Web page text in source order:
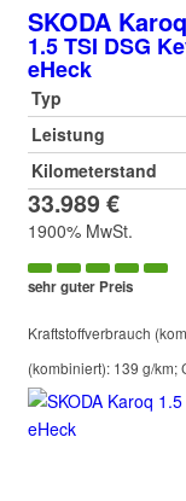
SKODA Karoq
1.5 TSI DSG
eHeck
Typ
Leistung
Kilometerstand
33.989 €
1900% MwSt.
sehr guter Preis
Kraftstoffverbrauch
(kombiniert): 139 g/km;